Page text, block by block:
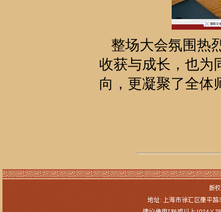
整场大会氛围热
收获与成长，也为
向，更凝聚了全体